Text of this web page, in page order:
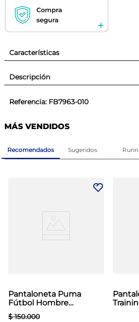
Características
Descripción
Referencia: FB7963-010
MÁS VENDIDOS
Recomendados Sugeridos
Pantaloneta Puma
Fútbol Hombre
Individual Final Verde
$ 150.000